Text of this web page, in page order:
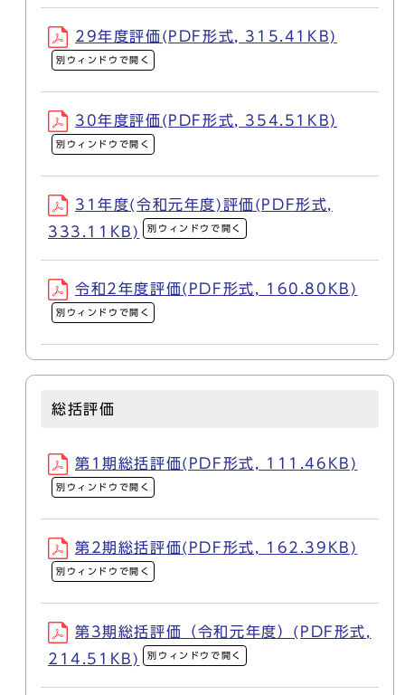
29年度評価(PDF形式, 315.41KB)
別ウィンドウで開く
30年度評価(PDF形式, 354.51KB)
別ウィンドウで開く
31年度(令和元年度)評価(PDF形式,
333.11KB)
別ウィンドウで開く
令和2年度評価(PDF形式, 160.80KB)
別ウィンドウで開く
総括評価
第1期総括評価(PDF形式, 111.46KB)
別ウィンドウで開く
第2期総括評価(PDF形式, 162.39KB)
別ウィンドウで開く
第3期総括評価（令和元年度）(PDF形式,
214.51KB)
別ウィンドウで開く